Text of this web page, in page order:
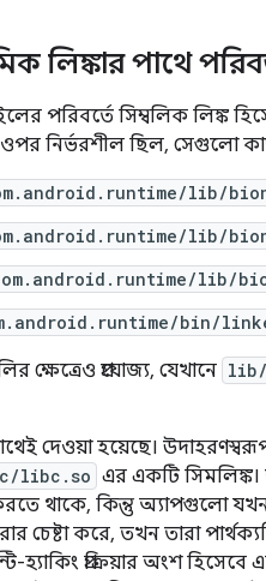
লিঙ্কার পাথে
পরিবর্তে সিম্বলিক লিঙ্ক
নির্ভরশীল ছিল, সেগুলো
lib/
lib/
lib/
bin/
প্রযোজ্য, যেখানে lib/
দেওয়া হয়েছে।
libc.so এর একটি সিমলিঙ্ক।
থাকে, কিন্তু অ্যাপগুলো
চেষ্টা করে, তখন তারা
হ্যাকিং প্রক্রিয়ার অংশ